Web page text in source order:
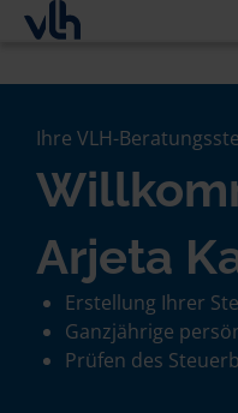
Ihre VLH-
Arjeta
Erstellung Ihrer
Ganzjährige
Prüfen des